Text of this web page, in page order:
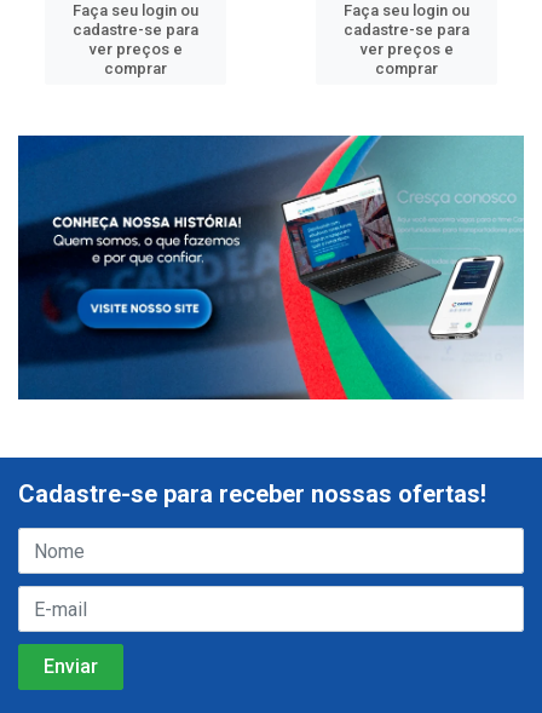
Faça seu login ou
cadastre-se para
ver preços e
comprar
Faça seu login ou
cadastre-se para
ver preços e
comprar
Cadastre-se para receber nossas ofertas!